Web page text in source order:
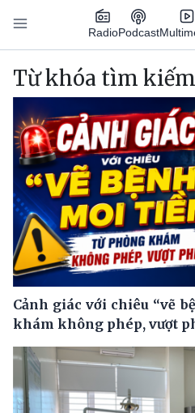
Nhảy đến nội dung
RadioPodcast
Main navigation
Từ khóa tìm
Cảnh giác với chiêu “vẽ
khám không phép, vượt